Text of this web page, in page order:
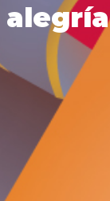
alegría